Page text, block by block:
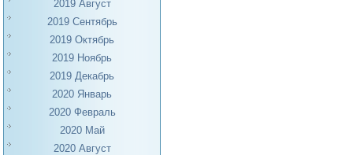
2019 Август
2019 Сентябрь
2019 Октябрь
2019 Ноябрь
2019 Декабрь
2020 Январь
2020 Февраль
2020 Май
2020 Август